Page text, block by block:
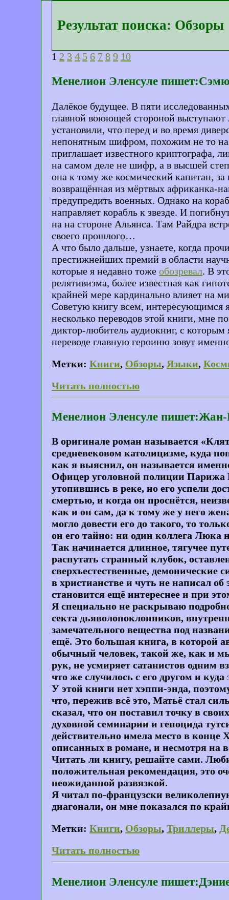
Результат поиска: Обзоры
1 2 3 4 5 6 7 8 9 10
Менелион Эленсуле
Далёкое будущее. В пяти
главной воюющей стороной выступают
установили, что перед и во время
непонятным шифром, похожим не то на
приглашает известного криптографа,
на самом деле не шифр, а в высшей
она к тому же космический капитан,
возвращённая из мёртвых африканка-
предупредить военных. Однако на
направляет корабль к звезде. И
на на стороне Альянса. Там Райдра
своего прошлого…
А что было дальше, узнаете, когда
престижнейших премий в области
которые я недавно тоже обозревал. В
релятивизма, более известная как
крайней мере кардинально влияет на
Советую книгу всем, интересующимся
несколько переводов этой книги, мне
диктор-любитель аудиокниг, с которым
переводе главную героиню зовут
Метки: Книги, Обзоры, Языки,
Читать полностью
Менелион Эленсуле пишет:Жан-
В оригинале роман называется
средневековом католицизме, куда
как я выяснил, он называется
Офицер уголовной полиции Парижа
утопившись в реке, но его успели
смертью, и когда он проснётся,
как и он сам, да к тому же у него
могло довести его до такого, то
он его тайно: ни один коллега Люка
Так начинается длинное, тягучее
распутать странный клубок,
сверхъестественные, демонические
в христианстве и чуть не написал
становится ещё интереснее и при
Я специально не раскрываю
секта дьяволопоклонников,
замечательного вещества под
ещё. Это большая книга, в которой
обычный человек, такой же, как и
рук, не усмиряет сатанистов одним
что же случилось с его другом и
У этой книги нет хэппи-энда,
что, пережив всё это, Матьё стал
сказал, что он поставил точку в
духовной семинарии и геноцида
действительно имела место в
описанных в романе, и несмотря на
Читать ли книгу, решайте сами.
положительная рекомендация, это
неожиданной развязкой.
Я читал по-французски
диагонали, он мне показался по
Метки: Книги, Обзоры, Триллеры,
Читать полностью
Менелион Эленсуле